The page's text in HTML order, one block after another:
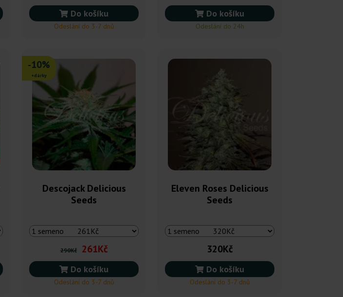
Do košíku
Odeslání do 3-7 dnů
Do košíku
Odeslání do 24h
-10%
+dárky
Descojack Delicious
Seeds
290Kč 261Kč
Do košíku
Odeslání do 3-7 dnů
Eleven Roses Delicious
Seeds
320Kč
Do košíku
Odeslání do 3-7 dnů